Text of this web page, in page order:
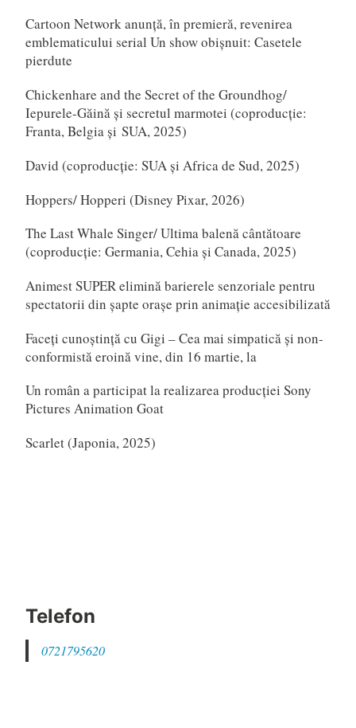
Cartoon Network anunță, în premieră, revenirea
emblematicului serial Un show obișnuit: Casetele
pierdute
Chickenhare and the Secret of the Groundhog/
Iepurele-Găină și secretul marmotei (coproducție:
Franta, Belgia și SUA, 2025)
David (coproducție: SUA și Africa de Sud, 2025)
Hoppers/ Hopperi (Disney Pixar, 2026)
The Last Whale Singer/ Ultima balenă cântătoare
(coproducție: Germania, Cehia și Canada, 2025)
Animest SUPER elimină barierele senzoriale pentru
spectatorii din șapte orașe prin animație accesibilizată
Faceți cunoștință cu Gigi – Cea mai simpatică și non-
conformistă eroină vine, din 16 martie, la
Un român a participat la realizarea producției Sony
Pictures Animation Goat
Scarlet (Japonia, 2025)
Telefon
0721795620